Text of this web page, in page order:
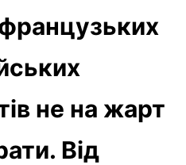
не на жарт
Від